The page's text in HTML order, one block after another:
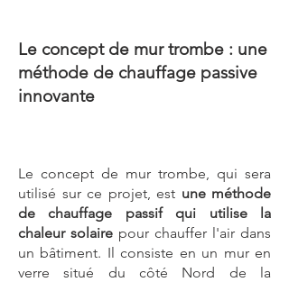
Le concept de mur trombe : une
méthode de chauffage passive
innovante
Le concept de mur trombe, qui sera
utilisé sur ce projet, est une méthode
de chauffage passif qui utilise la
chaleur solaire pour chauffer l'air dans
un bâtiment. Il consiste en un mur en
verre situé du côté Nord de la